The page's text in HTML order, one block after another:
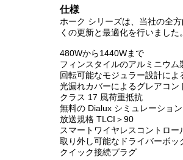
仕様
ホーク シリーズは、当社の全
くの更新と最適化を行いまし
480Wから1440Wまで
フィンスタイルのアルミニウ
回転可能なモジュラー設計によ
光漏れカバーによるグレアコン
クラス 17 風荷重抵抗
無料の Dialux シミュレーション
放送規格 TLCI＞90
スマートワイヤレスコントロー
取り外し可能なドライバーボッ
クイック接続プラグ